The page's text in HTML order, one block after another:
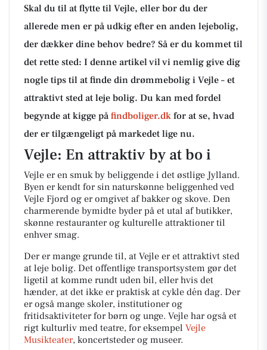
Skal du til at flytte til Vejle, eller bor du der
allerede men er på udkig efter en anden lejebolig,
der dækker dine behov bedre? Så er du kommet til
det rette sted: I denne artikel vil vi nemlig give dig
nogle tips til at finde din drømmebolig i Vejle – et
attraktivt sted at leje bolig. Du kan med fordel
begynde at kigge på findboliger.dk for at se, hvad
der er tilgængeligt på markedet lige nu.
Vejle: En attraktiv by at bo i
Vejle er en smuk by beliggende i det østlige Jylland.
Byen er kendt for sin naturskønne beliggenhed ved
Vejle Fjord og er omgivet af bakker og skove. Den
charmerende bymidte byder på et utal af butikker,
skønne restauranter og kulturelle attraktioner til
enhver smag.
Der er mange grunde til, at Vejle er et attraktivt sted
at leje bolig. Det offentlige transportsystem gør det
ligetil at komme rundt uden bil, eller hvis det
hænder, at det ikke er praktisk at cykle dén dag. Der
er også mange skoler, institutioner og
fritidsaktiviteter for børn og unge. Vejle har også et
rigt kulturliv med teatre, for eksempel Vejle
Musikteater, koncertsteder og museer.